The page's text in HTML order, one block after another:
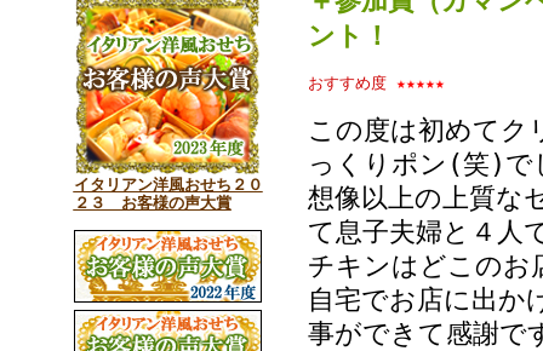
イタリアン洋風おせち２０
２３ お客様の声大賞
ント ！
おすすめ度 ★★★★★
この度は初めてク
っくりポン(笑)で
想像以上の上質な
て息子夫婦と４人
チキンはどこのお
自宅でお店に出
事ができて感謝で